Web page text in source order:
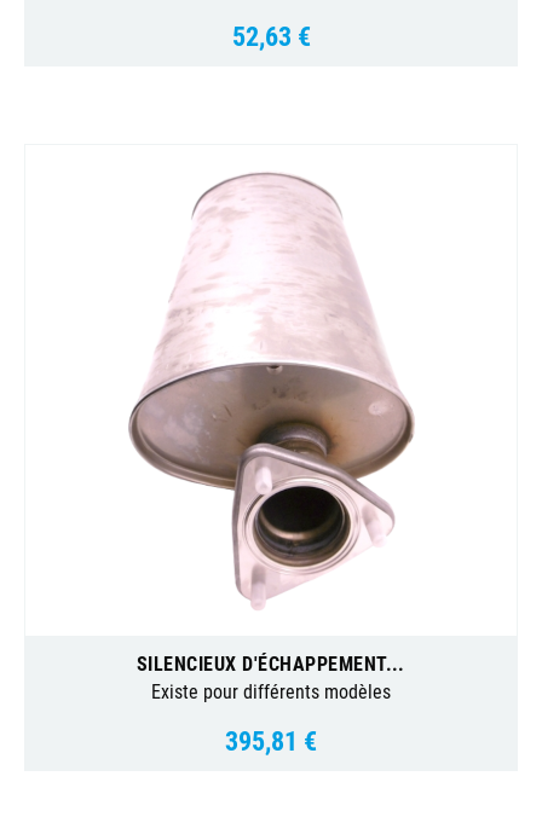
Prix
52,63 €
SILENCIEUX D'ÉCHAPPEMENT...
Existe pour différents modèles
Prix
395,81 €